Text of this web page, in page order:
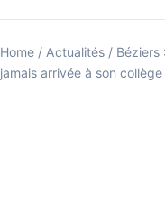
Home / Actualités / Béziers
jamais arrivée à son